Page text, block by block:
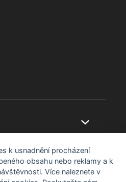
k usnadnění procházení
obsahu nebo reklamy a k
Více naleznete v